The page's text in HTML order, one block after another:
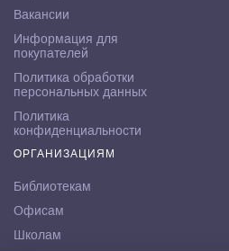
Вакансии
Информация для
покупателей
Политика обработки
персональных данных
Политика
конфиденциальности
ОРГАНИЗАЦИЯМ
Библиотекам
Офисам
Школам